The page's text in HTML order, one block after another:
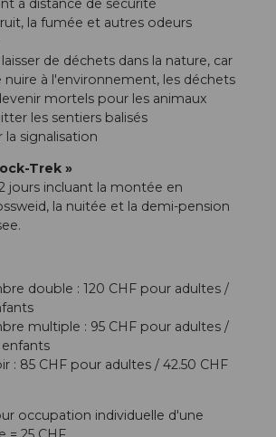
à distance de sécurité
la fumée et autres odeurs
de déchets dans la nature, car
nuire à l'environnement, les déchets
mortels pour les animaux
les sentiers balisés
la signalisation
Trek »
jours incluant la montée en
la nuitée et la demi-pension
double : 120 CHF pour adultes /
multiple : 95 CHF pour adultes /
enfants
: 85 CHF pour adultes / 42.50 CHF
occupation individuelle d'une